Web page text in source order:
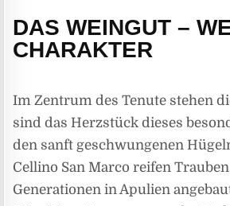
DAS WEINGUT –
CHARAKTER
Im Zentrum des Tenute stehen
sind das Herzstück dieses
den sanft geschwungenen
Cellino San Marco reifen
Generationen in Apulien